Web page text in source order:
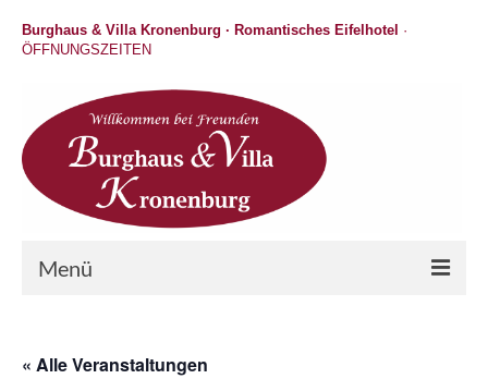
Burghaus & Villa Kronenburg · Romantisches Eifelhotel ·
ÖFFNUNGSZEITEN
Menü
Wellness
« Alle Veranstaltungen